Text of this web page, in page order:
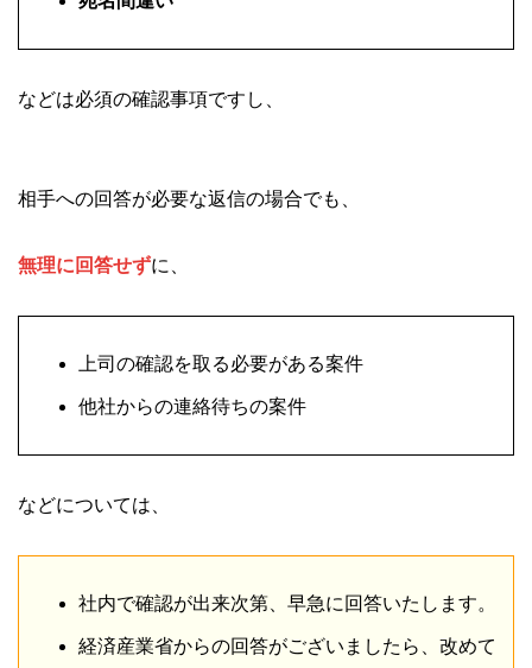
などは必須の確認事項ですし、
相手への回答が必要な返信の場合でも、
無理に回答せずに、
上司の確認を取る必要がある案件
他社からの連絡待ちの案件
などについては、
社内で確認が出来次第、早急に回答いたします。
経済産業省からの回答がございましたら、改めて